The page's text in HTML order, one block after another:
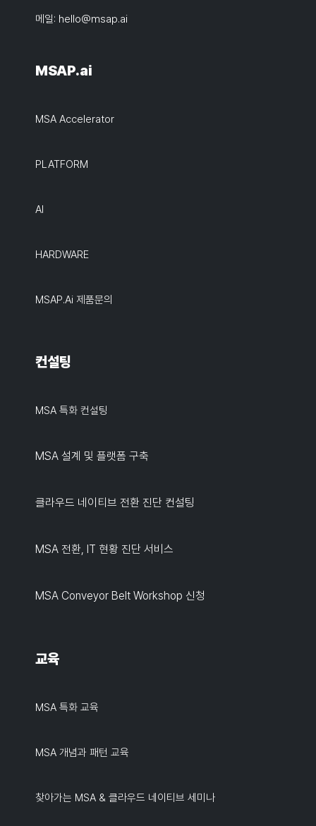
메일: hello@msap.ai
MSAP.ai
MSA Accelerator
PLATFORM
AI
HARDWARE
MSAP.ai 제품문의
컨설팅
MSA 특화 컨설팅
MSA 설계 및 플랫폼 구축
클라우드 네이티브 전환 진단 컨설팅
MSA 전환, IT 현황 진단 서비스
MSA Conveyor Belt Workshop 신청
교육
MSA 특화 교육
MSA 개념과 패턴 교육
찾아가는 MSA & 클라우드 네이티브 세미나